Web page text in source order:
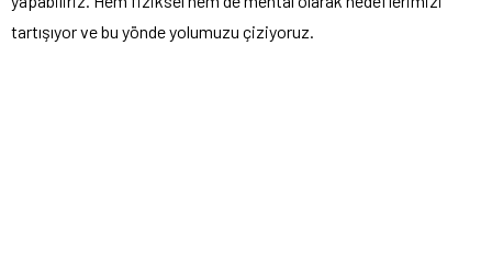
tartışıyor ve bu yönde yolumuzu çiziyoruz.